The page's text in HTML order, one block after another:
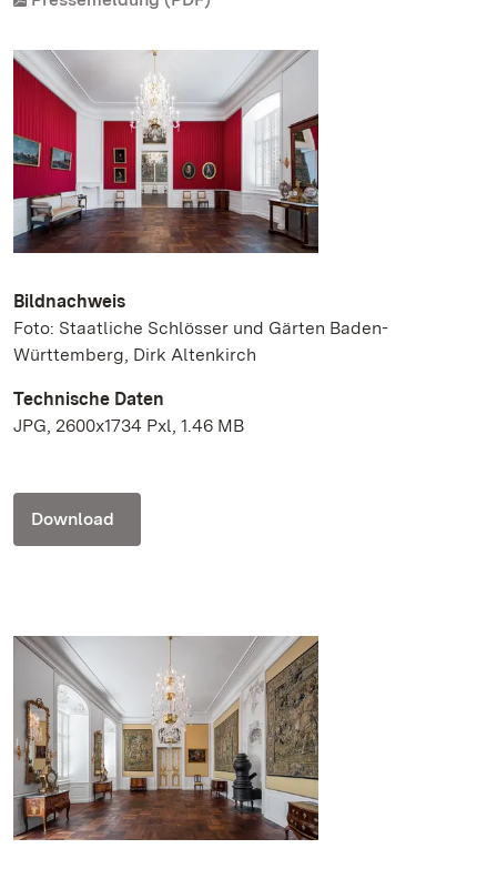
Bildnachweis
Foto: Staatliche Schlösser und Gärten Baden-
Württemberg, Dirk Altenkirch
Technische Daten
JPG, 2600x1734 Pxl, 1.46 MB
Download